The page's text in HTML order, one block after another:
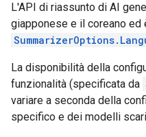
L'API di riassunto di AI
giapponese e il coreano ed
La disponibilità della
funzionalità (specificata da
variare a seconda della
specifico e dei modelli